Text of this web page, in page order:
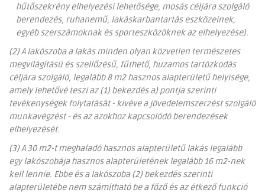
hűtőszekrény elhelyezési lehetősége, mosás céljára szolgáló
berendezés, ruhanemű, lakáskarbantartás eszközeinek,
egyéb szerszámoknak és sporteszközöknek az elhelyezése).
(2) A lakószoba a lakás minden olyan közvetlen természetes
megvilágítású és szellőzésű, fűthető, huzamos tartózkodás
céljára szolgáló, legalább 8 m2 hasznos alapterületű helyisége,
amely lehetővé teszi az (1) bekezdés a) pontja szerinti
tevékenységek folytatását - kivéve a jövedelemszerzést szolgáló
munkavégzést - és az azokhoz kapcsolódó berendezések
elhelyezését.
(3) A 30 m2-t meghaladó hasznos alapterületű lakás legalább
egy lakószobája hasznos alapterületének legalább 16 m2-nek
kell lennie. Ebbe és a lakószoba (2) bekezdés szerinti
alapterületébe nem számítható be a főző és az étkező funkció